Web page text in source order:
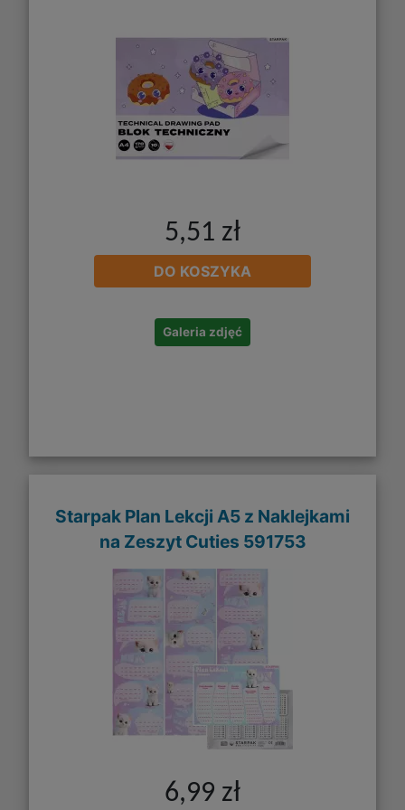
5,51 zł
DO KOSZYKA
Galeria zdjęć
Starpak Plan Lekcji A5 z Naklejkami
na Zeszyt Cuties 591753
6,99 zł